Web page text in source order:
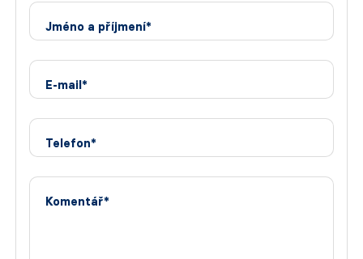
Jméno a příjmení*
E-mail*
Telefon*
Komentář*